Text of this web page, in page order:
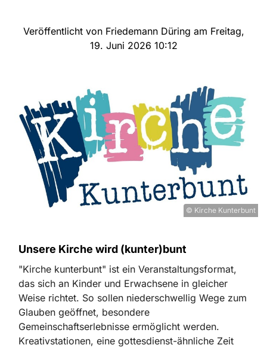
Veröffentlicht von Friedemann Düring am Freitag,
19. Juni 2026 10:12
© Kirche Kunterbunt
Unsere Kirche wird (kunter)bunt
"Kirche kunterbunt" ist ein Veranstaltungsformat,
das sich an Kinder und Erwachsene in gleicher
Weise richtet. So sollen niederschwellig Wege zum
Glauben geöffnet, besondere
Gemeinschaftserlebnisse ermöglicht werden.
Kreativstationen, eine gottesdienst-ähnliche Zeit